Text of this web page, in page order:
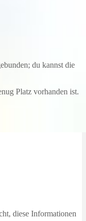
du kannst die
Platz vorhanden ist.
diese Informationen